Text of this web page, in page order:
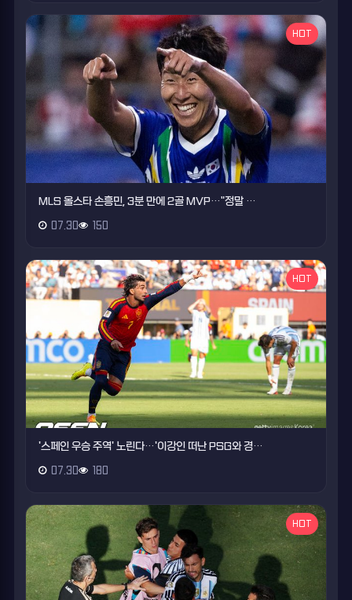
HOT
MLS 올스타 손흥민, 3분 만에 2골 MVP…"정말 …
07.30 150
HOT
'스페인 우승 주역' 노린다…'이강인 떠난 PSG와 경…
07.30 180
HOT